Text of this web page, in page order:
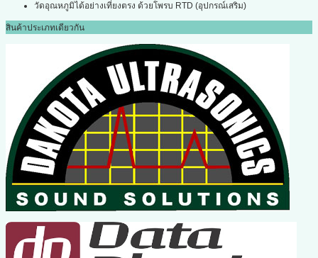
วัดอุณหภูมิได้อย่างเที่ยงตรง ด้วยโพรบ RTD (อุปกรณ์เสริม)
สินค้าประเภทเดียวกัน